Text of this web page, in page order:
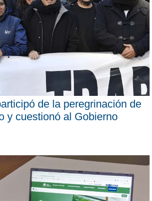
de la peregrinación de
y cuestionó al Gobierno